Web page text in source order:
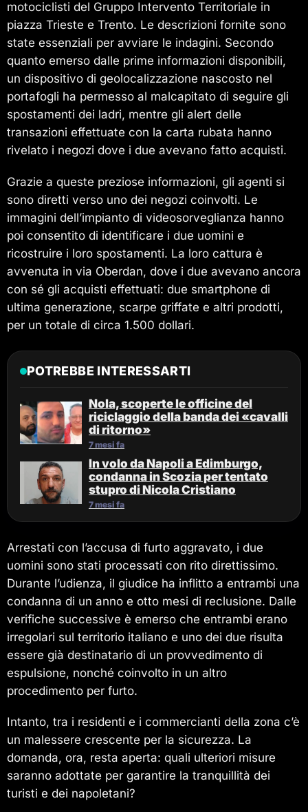
motociclisti del Gruppo Intervento Territoriale in
piazza Trieste e Trento. Le descrizioni fornite sono
state essenziali per avviare le indagini. Secondo
quanto emerso dalle prime informazioni disponibili,
un dispositivo di geolocalizzazione nascosto nel
portafogli ha permesso al malcapitato di seguire gli
spostamenti dei ladri, mentre gli alert delle
transazioni effettuate con la carta rubata hanno
rivelato i negozi dove i due avevano fatto acquisti.
Grazie a queste preziose informazioni, gli agenti si
sono diretti verso uno dei negozi coinvolti. Le
immagini dell’impianto di videosorveglianza hanno
poi consentito di identificare i due uomini e
ricostruire i loro spostamenti. La loro cattura è
avvenuta in via Oberdan, dove i due avevano ancora
con sé gli acquisti effettuati: due smartphone di
ultima generazione, scarpe griffate e altri prodotti,
per un totale di circa 1.500 dollari.
POTREBBE INTERESSARTI
Nola, scoperte le officine del
riciclaggio della banda dei «cavalli
di ritorno»
7 mesi fa
In volo da Napoli a Edimburgo,
condanna in Scozia per tentato
stupro di Nicola Cristiano
7 mesi fa
Arrestati con l’accusa di furto aggravato, i due
uomini sono stati processati con rito direttissimo.
Durante l’udienza, il giudice ha inflitto a entrambi una
condanna di un anno e otto mesi di reclusione. Dalle
verifiche successive è emerso che entrambi erano
irregolari sul territorio italiano e uno dei due risulta
essere già destinatario di un provvedimento di
espulsione, nonché coinvolto in un altro
procedimento per furto.
Intanto, tra i residenti e i commercianti della zona c’è
un malessere crescente per la sicurezza. La
domanda, ora, resta aperta: quali ulteriori misure
saranno adottate per garantire la tranquillità dei
turisti e dei napoletani?